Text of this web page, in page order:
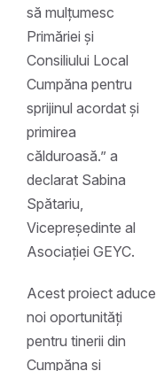
să mulțumesc
Primăriei și
Consiliului Local
Cumpăna pentru
sprijinul acordat și
primirea
călduroasă.” a
declarat Sabina
Spătariu,
Vicepreședinte al
Asociației GEYC.
Acest proiect aduce
noi oportunități
pentru tinerii din
Cumpăna și